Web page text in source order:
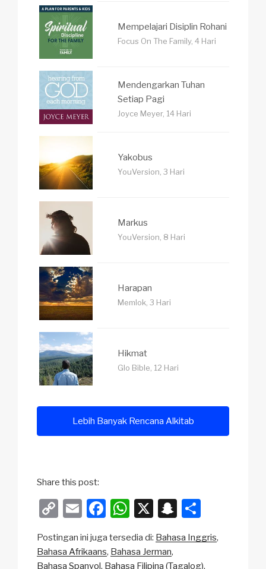
Mempelajari Disiplin Rohani
Focus On The Family, 4 Hari
Mendengarkan Tuhan
Setiap Pagi
Joyce Meyer, 14 Hari
Yakobus
YouVersion, 3 Hari
Markus
YouVersion, 8 Hari
Harapan
Memlok, 3 Hari
Hikmat
Glo Bible, 12 Hari
Lebih Banyak Rencana Alkitab
Share this post:
C
p
E
ail
F
c
W
at
X
S
a ar
Postingan ini juga tersedia di: Bahasa Inggris
Bahasa Afrikaans Bahasa Jerman
Bahasa Spanyol Bahasa Filipina (Tagalog)